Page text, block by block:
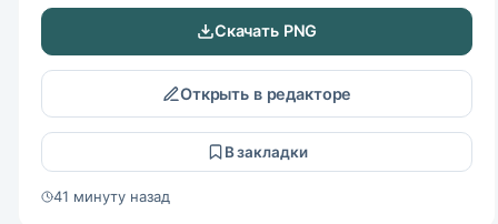
Скачать PNG
Открыть в редакторе
В закладки
41 минуту назад